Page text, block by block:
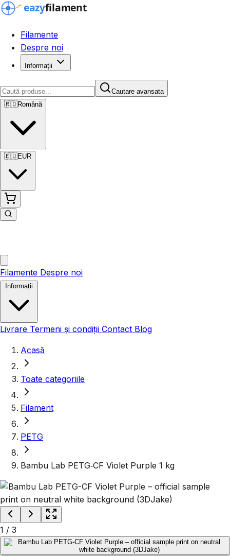
Filamente
Despre noi
Informații
Cautare avansata
🇷🇴Română
🇪🇺EUR
Filamente Despre noi
Livrare Termeni și condiții Contact Blog
Acasă
Toate categoriile
Filament
PETG
Bambu Lab PETG‑CF Violet Purple 1 kg
1 / 3